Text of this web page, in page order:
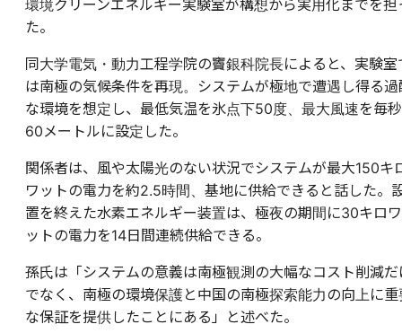
環境クリーンエネルギー実験室が構想から実用化までを担
た。
同大学電気・動力工程学院の竇銀科院長によると、実験室
は南極の気候条件を再現。システムが極地で遭遇し得る過
な環境を想定し、最低気温を氷点下50度、最大風速を毎秒
60メートルに設定した。
関係者は、風や太陽光のない状況でシステムが最大150キ
ワットの電力を約2.5時間、基地に供給できると話した。
置を終えた水素エネルギー装置は、極夜の期間に30キロワ
ットの電力を14日間連続供給できる。
孫氏は「システムの意義は南極観測の大幅なコスト削減だ
でなく、南極の環境保護と中国の南極探索能力の向上に重
な保証を提供したことにある」と述べた。